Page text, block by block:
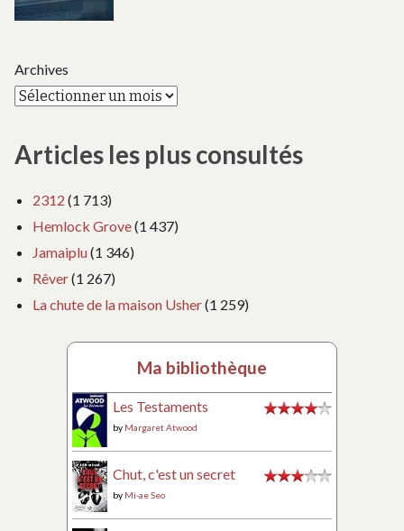
Archives
Articles les plus consultés
2312 (1 713)
Hemlock Grove(1 437)
Jamaiplu(1 346)
Rêver(1 267)
La chute de la maison Usher(1 259)
Ma bibliothèque
Les Testaments
by Margaret Atwood
Chut, c'est un secret
by Mi-ae Seo